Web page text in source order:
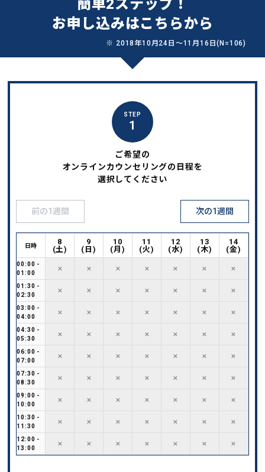
簡単2ステップ！
お申し込みはこちらから
※ 2018年10月24日〜11月16日(N=106)
STEP
1
ご希望の
オンラインカウンセリングの日程を
選択してください
前の1週間 次の1週間
日時
00:00 -
01:00
01:30 -
02:30
03:00 -
04:00
04:30 -
05:30
06:00 -
07:00
07:30 -
08:30
09:00 -
10:00
10:30 -
11:30
12:00 -
13:00
8
(土)
✕
✕
✕
✕
✕
✕
✕
✕
✕
9
( 日)
✕
✕
✕
✕
✕
✕
✕
✕
✕
10
(月 )
✕
✕
✕
✕
✕
✕
✕
✕
✕
11
(火)
✕
✕
✕
✕
✕
✕
✕
✕
✕
12
(水)
✕
✕
✕
✕
✕
✕
✕
✕
✕
13
(木)
✕
✕
✕
✕
✕
✕
✕
✕
✕
14
(金)
✕
✕
✕
✕
✕
✕
✕
✕
✕